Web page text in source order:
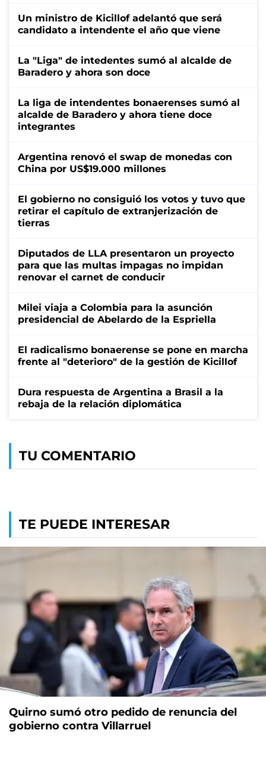
Un ministro de Kicillof adelantó que será
candidato a intendente el año que viene
La "Liga" de intedentes sumó al alcalde de
Baradero y ahora son doce
La liga de intendentes bonaerenses sumó al
alcalde de Baradero y ahora tiene doce
integrantes
Argentina renovó el swap de monedas con
China por US$19.000 millones
El gobierno no consiguió los votos y tuvo que
retirar el capítulo de extranjerización de
tierras
Diputados de LLA presentaron un proyecto
para que las multas impagas no impidan
renovar el carnet de conducir
Milei viaja a Colombia para la asunción
presidencial de Abelardo de la Espriella
El radicalismo bonaerense se pone en marcha
frente al "deterioro" de la gestión de Kicillof
Dura respuesta de Argentina a Brasil a la
rebaja de la relación diplomática
TU COMENTARIO
TE PUEDE INTERESAR
Quirno sumó otro pedido de renuncia del
gobierno contra Villarruel